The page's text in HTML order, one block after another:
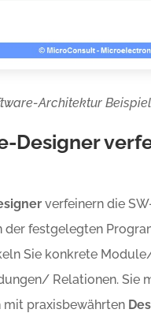
Architektur
Designer
verfeinern die
der festgelegten
Sie konkrete
Relationen. Sie
mit praxisbewährten